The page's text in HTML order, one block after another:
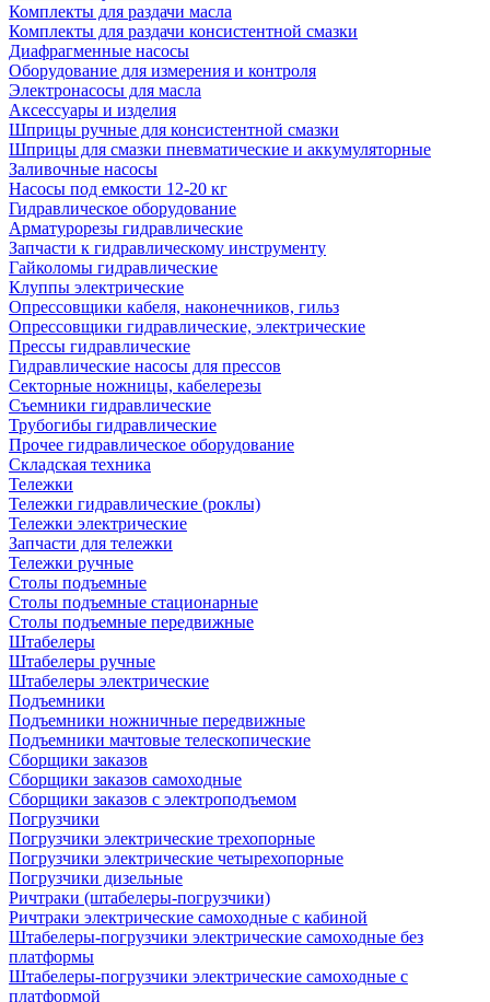
Комплекты для раздачи масла
Комплекты для раздачи консистентной смазки
Диафрагменные насосы
Оборудование для измерения и контроля
Электронасосы для масла
Аксессуары и изделия
Шприцы ручные для консистентной смазки
Шприцы для смазки пневматические и аккумуляторные
Заливочные насосы
Насосы под емкости 12-20 кг
Гидравлическое оборудование
Арматурорезы гидравлические
Запчасти к гидравлическому инструменту
Гайколомы гидравлические
Клуппы электрические
Опрессовщики кабеля, наконечников, гильз
Опрессовщики гидравлические, электрические
Прессы гидравлические
Гидравлические насосы для прессов
Секторные ножницы, кабелерезы
Съемники гидравлические
Трубогибы гидравлические
Прочее гидравлическое оборудование
Складская техника
Тележки
Тележки гидравлические (роклы)
Тележки электрические
Запчасти для тележки
Тележки ручные
Столы подъемные
Столы подъемные стационарные
Столы подъемные передвижные
Штабелеры
Штабелеры ручные
Штабелеры электрические
Подъемники
Подъемники ножничные передвижные
Подъемники мачтовые телескопические
Сборщики заказов
Сборщики заказов самоходные
Сборщики заказов с электроподъемом
Погрузчики
Погрузчики электрические трехопорные
Погрузчики электрические четырехопорные
Погрузчики дизельные
Ричтраки (штабелеры-погрузчики)
Ричтраки электрические самоходные с кабиной
Штабелеры-погрузчики электрические самоходные без
платформы
Штабелеры-погрузчики электрические самоходные с
платформой